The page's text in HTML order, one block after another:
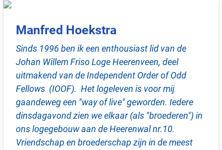
Manfred Hoekstra
Sinds 1996 ben ik een enthousiast lid van de
Johan Willem Friso Loge Heerenveen, deel
uitmakend van de Independent Order of Odd
Fellows (IOOF). Het logeleven is voor mij
gaandeweg een "way of live" geworden. Iedere
dinsdagavond zien we elkaar (als "broederen") in
ons logegebouw aan de Heerenwal nr.10.
Vriendschap en broederschap zijn in de meest